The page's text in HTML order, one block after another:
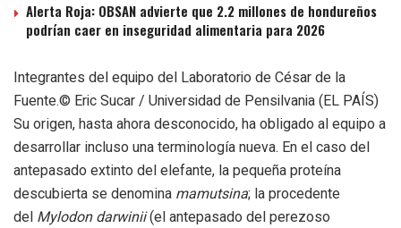
Alerta Roja: OBSAN advierte que 2.2 millones de hondureños
podrían caer en inseguridad alimentaria para 2026
Integrantes del equipo del Laboratorio de César de la
Fuente.© Eric Sucar / Universidad de Pensilvania (EL PAÍS)
Su origen, hasta ahora desconocido, ha obligado al equipo a
desarrollar incluso una terminología nueva. En el caso del
antepasado extinto del elefante, la pequeña proteína
descubierta se denomina mamutsina; la procedente
del Mylodon darwinii(el antepasado del perezoso